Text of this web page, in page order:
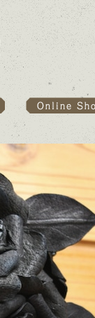
Online